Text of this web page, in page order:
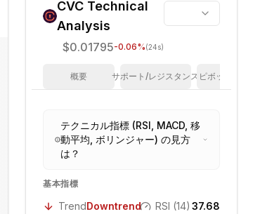
CVCTechnical
Analysis
$0.01795-0.06%(24s)
概要 サポート/レジスタンス ピボットポイン
テクニカル指標 (RSI, MACD, 移
動平均, ボリンジャー) の見方
は？
基本指標
TrendDowntrend RSI (14) 37.68